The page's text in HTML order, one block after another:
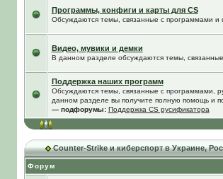
Программы, конфиги и карты для CS
Обсуждаются темы, связанные с программами и
Видео, мувики и демки
В данном разделе обсуждаются темы,
Поддержка наших программ
Обсуждаются темы, связанные с программами,
данном разделе вы получите полную помощь и
— подфорумы: Поддержка CS русификатора
Counter-Strike и киберспорт в Украине,
Форум